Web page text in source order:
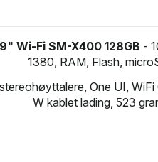
Wi-Fi SM-X400 128GB -
1380, RAM, Flash,
One UI,
W kablet lading, 523